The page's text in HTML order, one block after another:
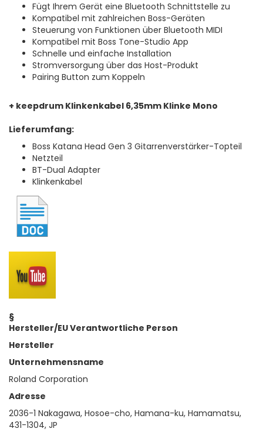
Fügt Ihrem Gerät eine Bluetooth Schnittstelle zu
Kompatibel mit zahlreichen Boss-Geräten
Steuerung von Funktionen über Bluetooth MIDI
Kompatibel mit Boss Tone-Studio App
Schnelle und einfache Installation
Stromversorgung über das Host-Produkt
Pairing Button zum Koppeln
+ keepdrum Klinkenkabel 6,35mm Klinke Mono
Lieferumfang:
Boss Katana Head Gen 3 Gitarrenverstärker-Topteil
Netzteil
BT-Dual Adapter
Klinkenkabel
§
Hersteller/EU Verantwortliche Person
Hersteller
Unternehmensname
Roland Corporation
Adresse
2036-1 Nakagawa, Hosoe-cho, Hamana-ku, Hamamatsu,
431-1304, JP